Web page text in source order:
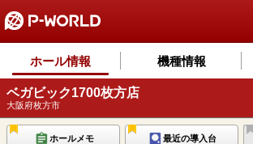
ホール情報 機種情報
ベガビック1700枚方店
大阪府枚方市
ホールメモ 最近の導入台